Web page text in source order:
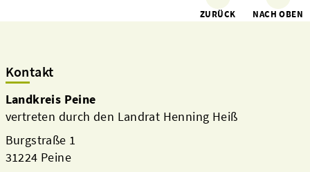
ZURÜCK NACH OBEN
Kontakt
Landkreis Peine
vertreten durch den Landrat Henning Heiß
Burgstraße 1
31224 Peine